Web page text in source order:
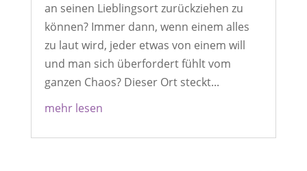
an seinen Lieblingsort zurückziehen zu
können? Immer dann, wenn einem alles
zu laut wird, jeder etwas von einem will
und man sich überfordert fühlt vom
ganzen Chaos? Dieser Ort steckt...
mehr lesen